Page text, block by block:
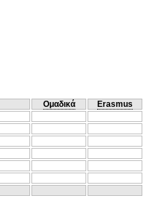
Ομαδικά
Erasmus